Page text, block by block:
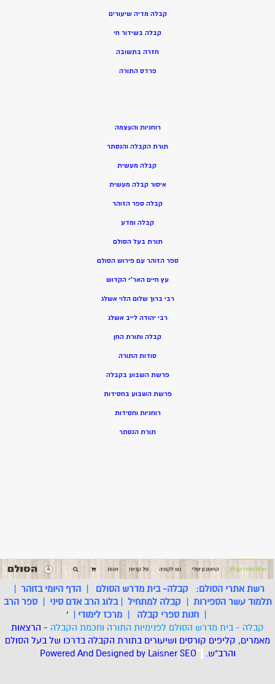
קבלה מדיה שיעורים
קבלה בשידור חי
חזרה בתשובה
פרדס התורה
רוחניות והעצמה
תורת הקבלה והנסתר
קבלה מעשית
איסור קבלה מעשית
קבלה ספר הזוהר
קבלה ומדע
תורת בעל הסולם
ספר הזוהר עם פירוש הסולם
עץ חיים האר”י הקדוש
רבי ברוך שלום הלוי אשלג
רבי יהודה לייב אשלג
קבלה ותורת החן
סודות התורה
פרשת השבוע בקבלה
פרשת השבוע בחסידות
רוחניות וחסידות
תורת הנסתר
רשת אתרי הסולם: קבלה- בית מדרש הסולם |הדף היומי בזוהר |
תלמוד עשר הספירות | קבלה למתחיל |בלוג הרב אדם סיני |ספר הרב
| חנות ספרי קבלה | מרכז לימודי |
'
קבלה - בית מדרש הסולם לפנימיות התורה וחכמת הקבלה - הרצאות
מאמרים, קליפים קורסים ושיעורים בתורת הקבלה בדרכו של בעל הסולם
והרב"ש. *
Powered And Designed by LaisnerSEO